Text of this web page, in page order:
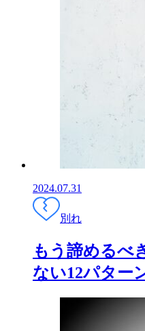
2024.07.31
別れ
もう諦めるべ
ない12パター